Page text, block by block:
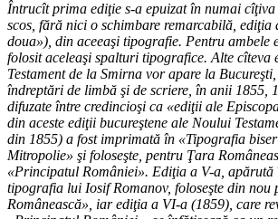
Întrucît prima ediţie s-a epuizat în numai
scos, fără nici o schimbare remarcabilă, ediţia
doua»), din aceeaşi tipografie. Pentru ambele
folosit aceleaşi spalturi tipografice. Alte cîteva
Testament de la Smirna vor apare la
îndreptări de limbă şi de scriere, în anii 1855,
difuzate între credincioşi ca «ediţii ale
din aceste ediţii bucureştene ale Noului
din 1855) a fost imprimată în «Tipografia
Mitropolie» şi foloseşte, pentru Ţara
«Principatul României». Ediţia a V-a, apărută
tipografia lui Iosif Romanov, foloseşte din nou
Românească», iar ediţia a VI-a (1859), care